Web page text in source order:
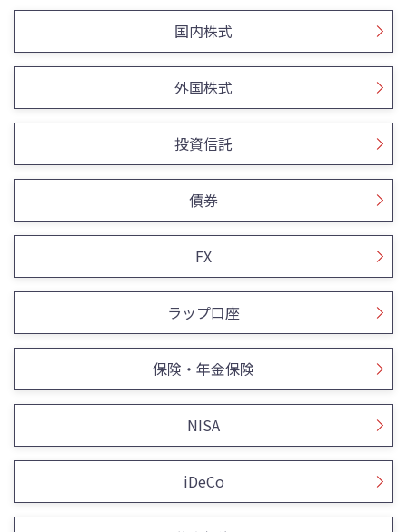
国内株式
外国株式
投資信託
債券
FX
ラップ口座
保険・年金保険
NISA
iDeCo